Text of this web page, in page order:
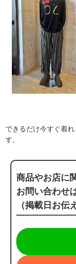
できるだけ今すぐ着
す。
商品やお店に
お問い合わせ
（掲載日お伝